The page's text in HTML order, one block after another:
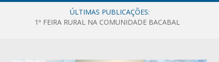
ÚLTIMAS PUBLICAÇÕES:
1ª FEIRA RURAL NA COMUNIDADE BACABAL